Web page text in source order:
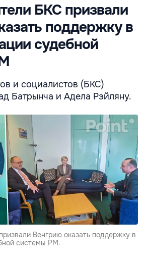
БКС призвали
поддержку в
судебной
и социалистов (БКС)
Батрынча и Адела Рэйляну.
Венгрию оказать поддержку в
системы РМ.